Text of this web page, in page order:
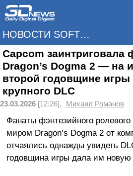
НОВОСТИ SOFTWARE
Capcom заинтриговала
Dragon’s Dogma 2 — на
второй годовщине игры
крупного DLC
23.03.2026 [12:26], Михаил Романов
Фанаты фэнтезийного
миром Dragon’s Dogma 2 от
отчаялись однажды увидеть
годовщина игры дала им новую